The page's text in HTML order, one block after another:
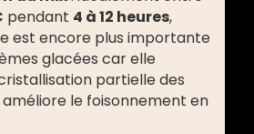
pendant 4 à 12 heures,
est encore plus importante
glacées car elle
partielle des
le foisonnement en